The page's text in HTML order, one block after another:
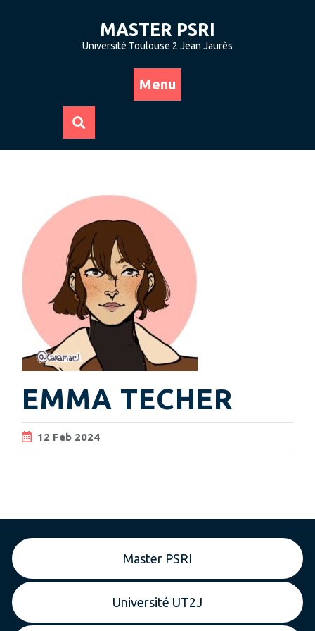
MASTER PSRI
Université Toulouse 2 Jean Jaurès
Menu
EMMA TECHER
12 Feb 2024
Master PSRI
Université UT2J